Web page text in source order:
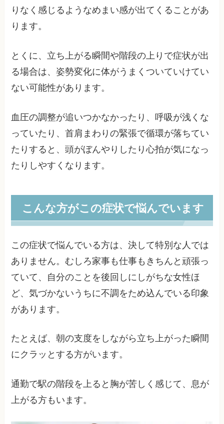
りなく感じるようなめまい感が出てくることがあ
ります。
とくに、立ち上がる瞬間や階段の上りで症状が出
る場合は、姿勢変化に体がうまくついていけてい
ない可能性があります。
血圧の調整が追いつかなかったり、呼吸が浅くな
っていたり、首肩まわりの緊張で循環が落ちてい
たりすると、頭がぼんやりしたり心拍が気になっ
たりしやすくなります。
こんな方がこの症状で悩んでいます
この症状で悩んでいる方は、決して特別な人では
ありません。むしろ家事も仕事もきちんと頑張っ
ていて、自分のことを後回しにしがちな女性ほ
ど、気づかないうちに不調をため込んでいる印象
があります。
たとえば、朝の支度をしながら立ち上がった瞬間
にクラッとする方がいます。
通勤で駅の階段を上ると胸が苦しく感じて、息が
上がる方もいます。